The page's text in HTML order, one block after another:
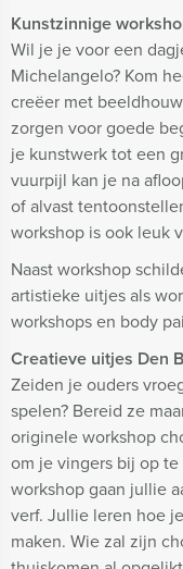
Kunstzinnige
Wil je je voor een
Michelangelo? Kom
creëer met
zorgen voor goede
je kunstwerk tot een
vuurpijl kan je na
of alvast
workshop is ook leuk
Naast workshop
artistieke uitjes als
workshops en body
Creatieve uitjes Den
Zeiden je ouders
spelen? Bereid ze
originele workshop
om je vingers bij op
workshop gaan jullie
verf. Jullie leren hoe
maken. Wie zal zijn